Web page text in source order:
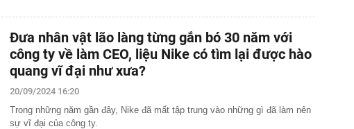
Đưa nhân vật lão làng từng gắn bó 30 năm với
công ty về làm CEO, liệu Nike có tìm lại được hào
quang vĩ đại như xưa?
20/09/2024 16:20
Trong những năm gần đây, Nike đã mất tập trung vào những gì đã làm nên
sự vĩ đại của công ty.